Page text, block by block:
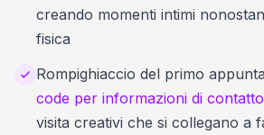
creando momenti intimi
fisica
Rompighiaccio del primo
code per informazioni di contatto
visita creativi che si collegano a